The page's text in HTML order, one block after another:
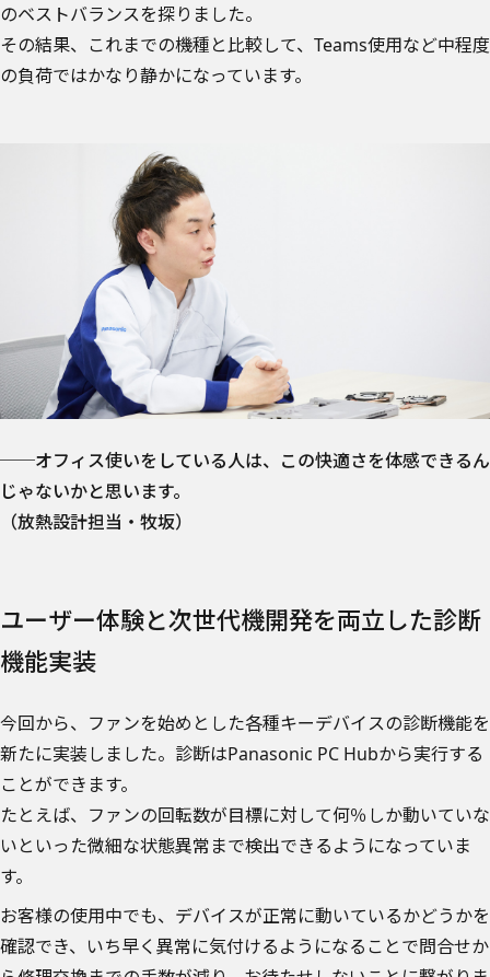
のベストバランスを探りました。
その結果、これまでの機種と比較して、Teams使用など中程度
の負荷ではかなり静かになっています。
──オフィス使いをしている人は、この快適さを体感できるん
じゃないかと思います。
（放熱設計担当・牧坂）
ユーザー体験と次世代機開発を両立した診断
機能実装
今回から、ファンを始めとした各種キーデバイスの診断機能を
新たに実装しました。診断はPanasonic PC Hubから実行する
ことができます。
たとえば、ファンの回転数が目標に対して何％しか動いていな
いといった微細な状態異常まで検出できるようになっていま
す。
お客様の使用中でも、デバイスが正常に動いているかどうかを
確認でき、いち早く異常に気付けるようになることで問合せか